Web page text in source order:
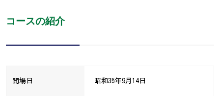
コースの紹介
開場日 昭和35年9月14日